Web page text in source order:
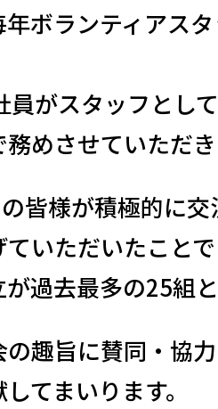
ボランティアス
員がスタッフとし
務めさせていただ
皆様が積極的に
いただいたこと
過去最多の25組
趣旨に賛同・協
てまいります。